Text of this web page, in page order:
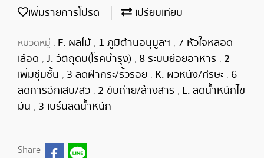
เพิ่มรายการโปรด เปรียบเทียบ
หมวดหมู่ : F. ผลไม้ , 1 ภูมิต้านอนุมูลฯ , 7 หัวใจหลอด
เลือด , J. วัตถุดิบ(โรคบำรุง) , 8 ระบบย่อยอาหาร , 2
เพิ่มชุ่มชื้น , 3 ลดฝ้ากระ/ริ้วรอย , K. ผิวหนัง/ศีรษะ , 6
ลดการอักเสบ/สิว , 2 ขับถ่าย/ล้างสาร , L. ลดน้ำหนักไข
มัน , 3 เบิร์นลดน้ำหนัก
Share